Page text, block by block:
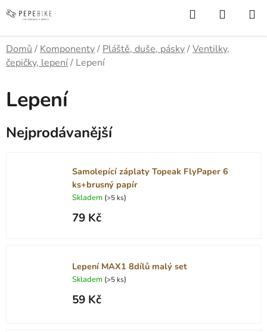
na
Hledat
KOŠÍK
Domů / Komponenty/ Pláště, duše, pásky/Ventilky,
čepičky, lepení/ Lepení
Lepení
Nejprodávanější
Samolepící záplaty Topeak FlyPaper 6
ks+brusný papír
Skladem (>5 ks)
79 Kč
Lepení MAX1 8dílů malý set
Skladem (>5 ks)
59 Kč